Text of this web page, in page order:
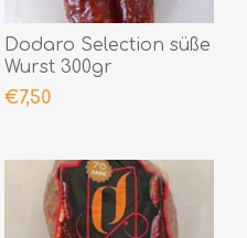
Dodaro Selection süße
Wurst 300gr
€7,50